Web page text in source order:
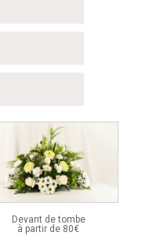
Devant de tombe
à partir de 80€